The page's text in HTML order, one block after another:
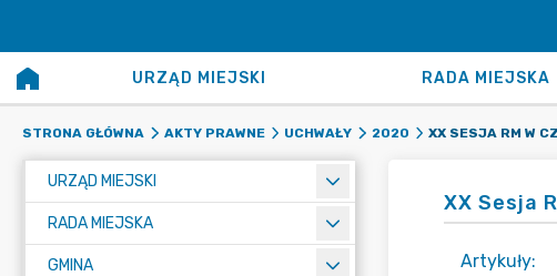
URZĄD MIEJSKI RADA MIEJSKA
STRONA GŁÓWNA AKTY PRAWNE UCHWAŁY 2020
URZĄD MIEJSKI
RADA MIEJSKA
GMINA
XX Sesja
Artykuły: